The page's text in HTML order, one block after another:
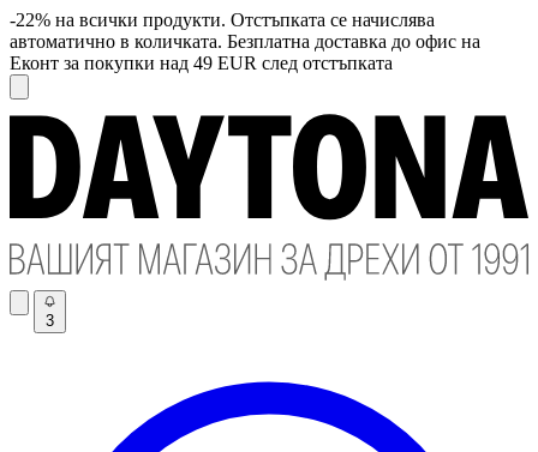
-22% на всички продукти. Отстъпката се начислява
автоматично в количката. Безплатна доставка до офис на
Еконт за покупки над 49 EUR след отстъпката
3